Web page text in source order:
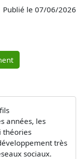
Publié le 07/06/2026
années, les
théories
très
sociaux.